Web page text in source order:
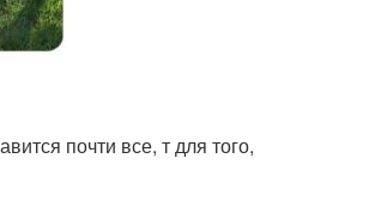
почти все, т для того,